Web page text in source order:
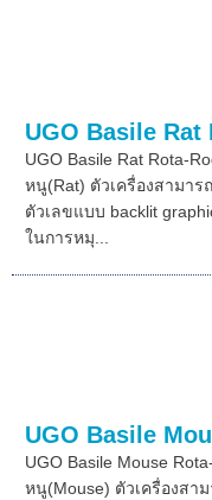
UGO Basile Rat
UGO Basile Rat Rota-
หนู(Rat) ตัวเครื่องสามาร
ตัวเลขแบบ backlit
ในการหมุ...
UGO Basile
UGO Basile Mouse
หนู(Mouse) ตัวเครื่องสา